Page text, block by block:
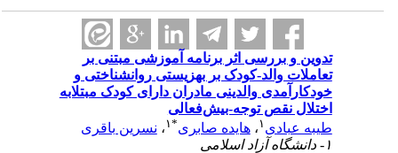
تدوین و بررسی اثر برنامه آموزشی مبتنی بر
تعاملات والد-کودک بر بهزیستی روانشناختی و
خودکارآمدی والدینی مادران دارای کودک مبتلابه
اختلال نقص توجه-بیش‌فعالی
طیبه عبادی۱ ،هایده صابری* ۱،نسرین باقری